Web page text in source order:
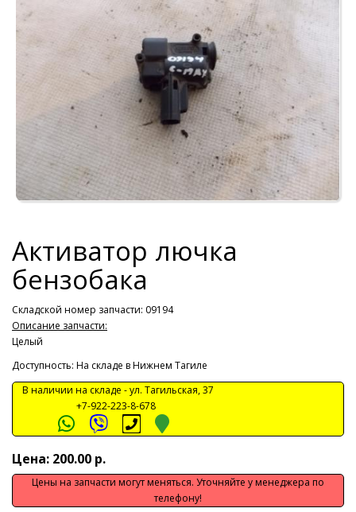
Активатор лючка
бензобака
Складской номер запчасти: 09194
Описание запчасти:
Целый
Доступность: На складе в Нижнем Тагиле
В наличии на складе -ул. Тагильская, 37
+7-922-223-8-678
Цена: 200.00 р.
Цены на запчасти могут меняться. Уточняйте у менеджера по
телефону!